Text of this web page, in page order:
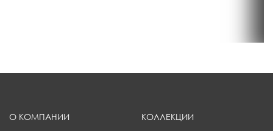
О КОМПАНИИ
КОЛЛЕКЦИИ